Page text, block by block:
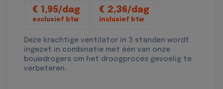
€ 1,95/dag
exclusief btw
€ 2,36/dag
inclusief btw
Deze krachtige ventilator in 3 standen wordt
ingezet in combinatie met één van onze
bouwdrogers om het droogproces gevoelig te
verbeteren.